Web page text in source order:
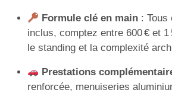
Formule clé en main: Tous
inclus, comptez entre 600 € et 1
le standing et la complexité
Prestations
renforcée, menuiseries